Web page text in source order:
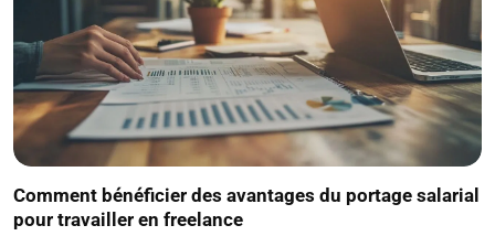
Comment bénéficier des avantages du portage salarial
pour travailler en freelance